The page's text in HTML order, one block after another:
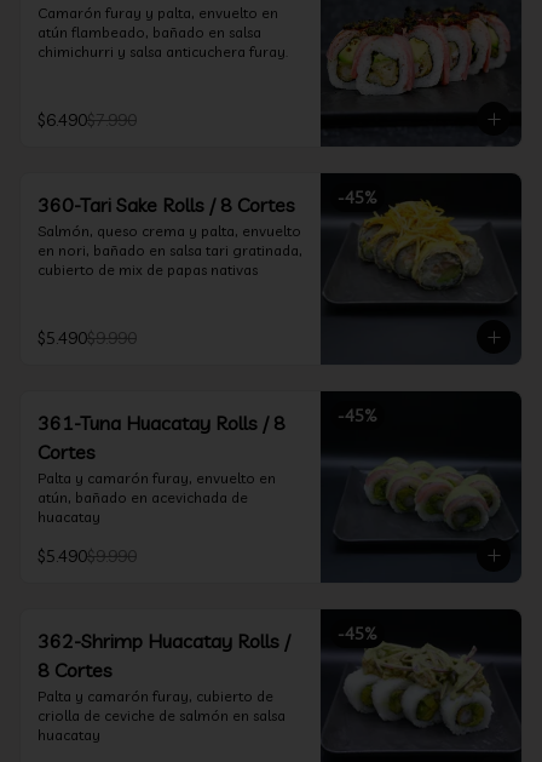
Camarón furay y palta, envuelto en
atún flambeado, bañado en salsa
chimichurri y salsa anticuchera furay.
$6.490$7.990
-45%
360-Tari Sake Rolls / 8 Cortes
Salmón, queso crema y palta, envuelto
en nori, bañado en salsa tari gratinada,
cubierto de mix de papas nativas
$5.490$9.990
-45%
361-Tuna Huacatay Rolls / 8
Cortes
Palta y camarón furay, envuelto en
atún, bañado en acevichada de
huacatay
$5.490$9.990
-45%
362-Shrimp Huacatay Rolls /
8 Cortes
Palta y camarón furay, cubierto de
criolla de ceviche de salmón en salsa
huacatay